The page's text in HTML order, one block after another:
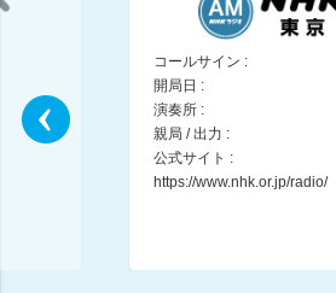
朗読番組「越後の雪だるま ヨネックス創業者
小野沢裕子
08:30 ～ 08:40
コールサイン :
開局日 :
演奏所 :
親局 / 出力 :
公式サイト :
https://www.nhk.or.jp/radio/